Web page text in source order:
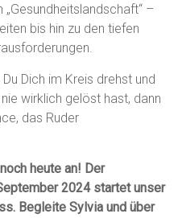
–
bis hin zu den tiefen
Dich im Kreis drehst und
wirklich gelöst hast, dann
das Ruder
heute an! Der
2024 startet unser
Begleite Sylvia und über